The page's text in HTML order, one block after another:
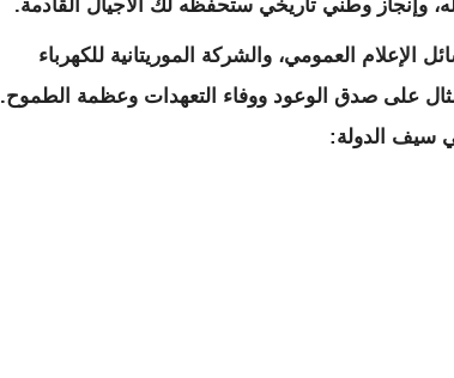
وطني تاريخي ستحفظه لك الأجيال القادمة.
ترسيم 2700 متعاون في وسائل الإعلام العمومي، والشركة الموريتانية للكهرباء
على صدق الوعود ووفاء التعهدات وعظمة الطموح.
سيف الدولة: